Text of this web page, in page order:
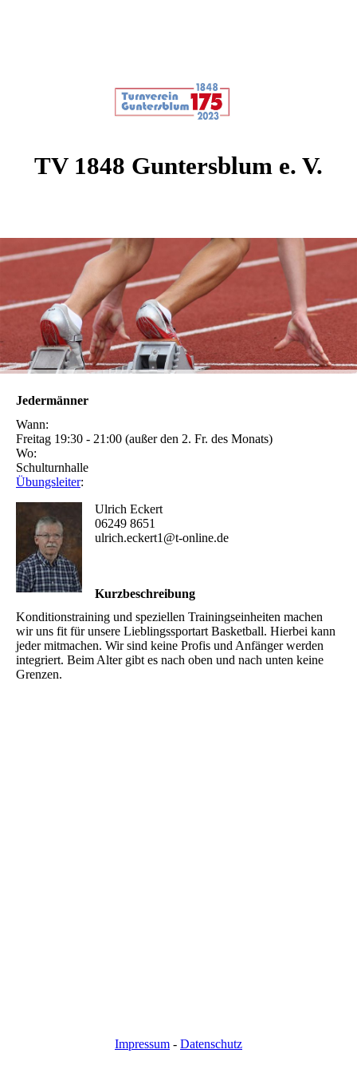
TV 1848 Guntersblum e. V.
Jedermänner
Wann:
Freitag 19:30 - 21:00 (außer den 2. Fr. des Monats)
Wo:
Schulturnhalle
Übungsleiter:
Ulrich Eckert
06249 8651
ulrich.eckert1@t-online.de
Kurzbeschreibung
Konditionstraining und speziellen Trainingseinheiten machen
wir uns fit für unsere Lieblingssportart Basketball. Hierbei kann
jeder mitmachen. Wir sind keine Profis und Anfänger werden
integriert. Beim Alter gibt es nach oben und nach unten keine
Grenzen.
Impressum - Datenschutz